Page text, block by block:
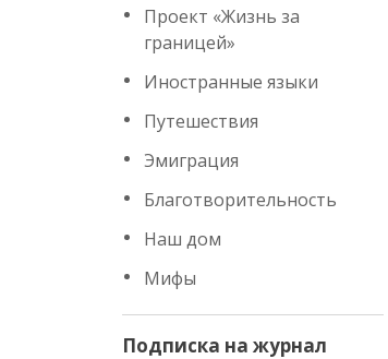
Проект «Жизнь за
границей»
Иностранные языки
Путешествия
Эмиграция
Благотворительность
Наш дом
Мифы
Подписка на журнал